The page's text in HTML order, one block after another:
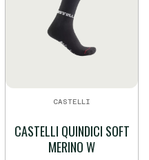
le confort dans la chaussure. Une
bande de maintien en
polyuréthane assure leur stabilité
en position. Poids : 50 g, coupe
Race.
CASTELLI
CASTELLI QUINDICI SOFT
MERINO W